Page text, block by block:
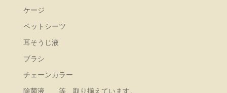
ケージ
ペットシーツ
耳そうじ液
ブラシ
チェーンカラー
除菌液 等、取り揃えています。